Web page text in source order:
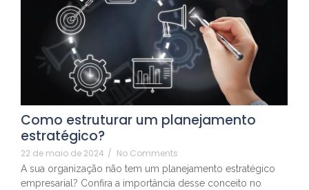
Como estruturar um planejamento
estratégico?
22 de maio de 2024 / No Comments
A sua organização não tem um planejamento estratégico
empresarial? Confira a importância desse conceito no